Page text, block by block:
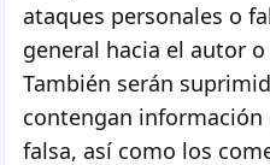
ataques personales o
general hacia el autor
También serán
contengan información
falsa, así como los